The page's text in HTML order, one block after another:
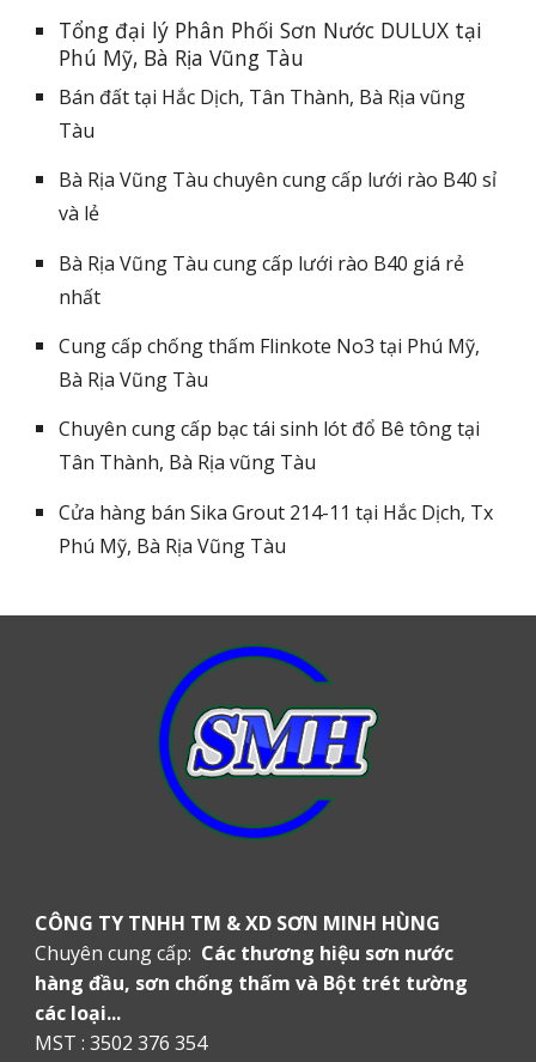
Tổng đại lý Phân Phối Sơn Nước DULUX tại
Phú Mỹ, Bà Rịa Vũng Tàu
Bán đất tại Hắc Dịch, Tân Thành, Bà Rịa vũng
Tàu
Bà Rịa Vũng Tàu chuyên cung cấp lưới rào B40 sỉ
và lẻ
Bà Rịa Vũng Tàu cung cấp lưới rào B40 giá rẻ
nhất
Cung cấp chống thấm Flinkote No3 tại Phú Mỹ,
Bà Rịa Vũng Tàu
Chuyên cung cấp bạc tái sinh lót đổ Bê tông tại
Tân Thành, Bà Rịa vũng Tàu
Cửa hàng bán Sika Grout 214-11 tại Hắc Dịch, Tx
Phú Mỹ, Bà Rịa Vũng Tàu
CÔNG TY TNHH TM & XD SƠN MINH HÙNG
Chuyên cung cấp: Các thương hiệu sơn nước
hàng đầu, sơn chống thấm và Bột trét tường
các loại...
MST : 3502 376 354